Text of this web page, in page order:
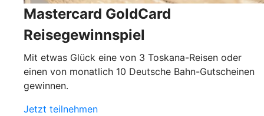
Mastercard GoldCard
Reisegewinnspiel
Mit etwas Glück eine von 3 Toskana-Reisen oder
einen von monatlich 10 Deutsche Bahn-Gutscheinen
gewinnen.
Jetzt teilnehmen